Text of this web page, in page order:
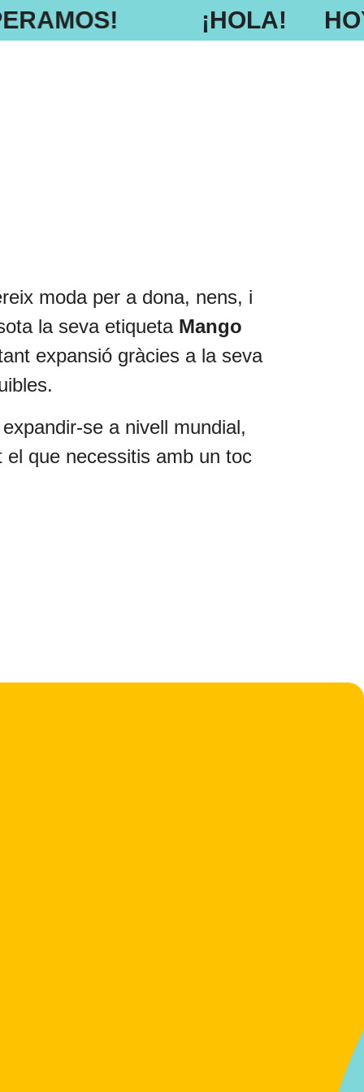
¡HOLA!
moda per a dona, nens, i
la seva etiqueta Mango
expansió gràcies a la seva
se a nivell mundial,
el que necessitis amb un toc